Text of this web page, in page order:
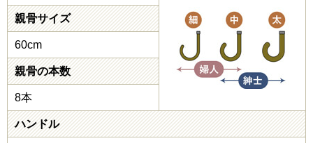
親骨サイズ
60cm
親骨の本数
8本
ハンドル